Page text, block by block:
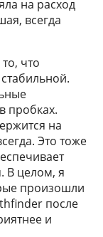
на расход
всегда
что
пробках.
на
Это тоже
В целом, я
произошли
после
и